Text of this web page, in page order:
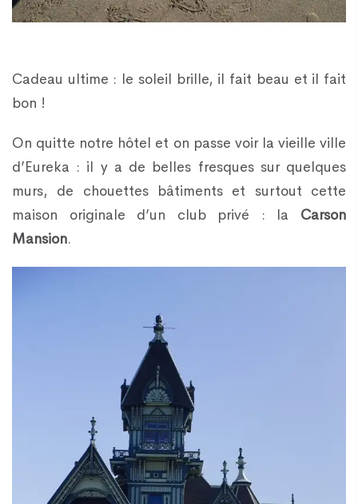
Cadeau ultime : le soleil brille, il fait beau et il fait
bon !
On quitte notre hôtel et on passe voir la vieille ville
d’Eureka : il y a de belles fresques sur quelques
murs, de chouettes bâtiments et surtout cette
maison originale d’un club privé : la Carson
Mansion.